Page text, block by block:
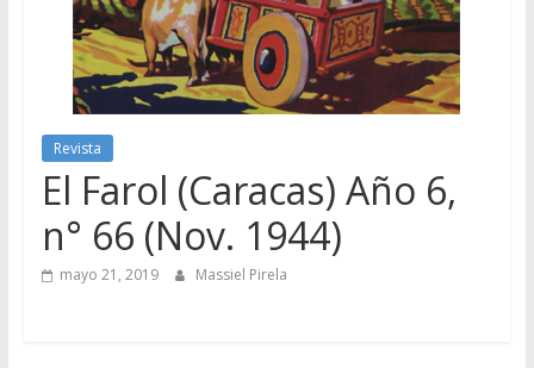
Revista
El Farol (Caracas) Año 6,
n° 66 (Nov. 1944)
mayo 21, 2019 Massiel Pirela